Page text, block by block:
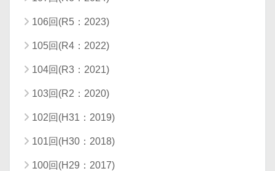
106回(R5：2023)
105回(R4：2022)
104回(R3：2021)
103回(R2：2020)
102回(H31：2019)
101回(H30：2018)
100回(H29：2017)